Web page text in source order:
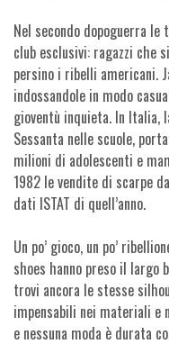
Nel secondo dopoguerra le
club esclusivi: ragazzi che
persino i ribelli americani.
indossandole in modo
gioventù inquieta. In Italia,
Sessanta nelle scuole,
milioni di adolescenti e
1982 le vendite di scarpe
dati ISTAT di quell’anno.
Un po’ gioco, un po’
shoes hanno preso il largo
trovi ancora le stesse
impensabili nei materiali e
e nessuna moda è durata